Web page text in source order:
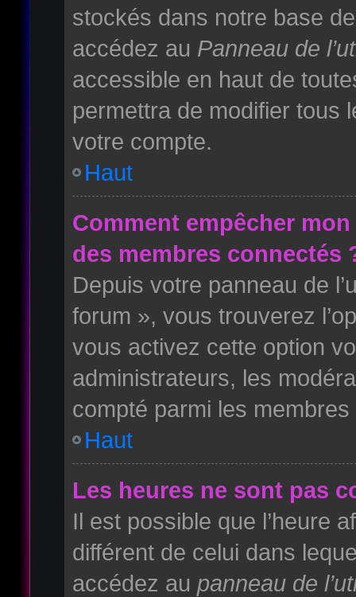
stockés dans notre base
accédez au Panneau de
accessible en haut de
permettra de modifier tous
votre compte.
Haut
Comment empêcher
des membres connectés
Depuis votre panneau de
forum », vous trouverez
vous activez cette option
administrateurs, les
compté parmi les
Haut
Les heures ne sont pas
Il est possible que l’heure
différent de celui dans
accédez au panneau de